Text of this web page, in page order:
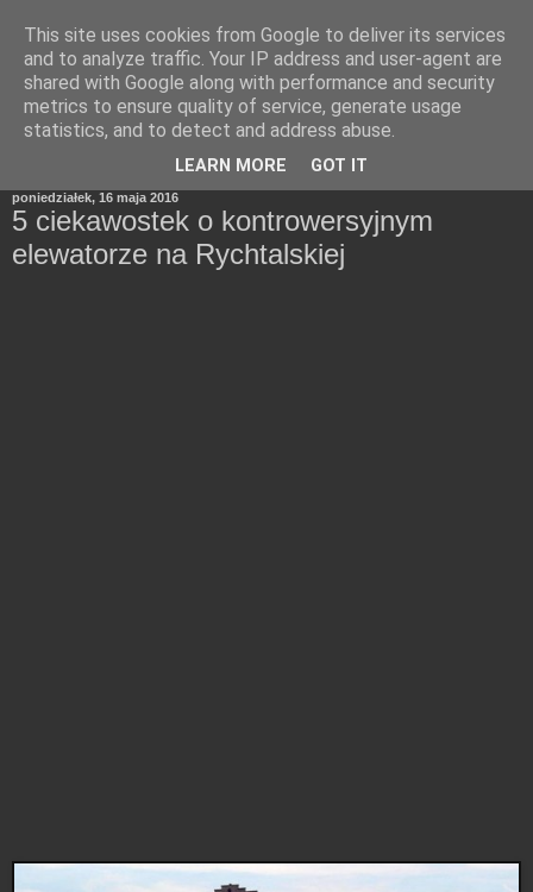
poniedziałek, 16 maja 2016
5 ciekawostek o kontrowersyjnym
elewatorze na Rychtalskiej
This site uses cookies from Google to deliver its services
and to analyze traffic. Your IP address and user-agent are
shared with Google along with performance and security
metrics to ensure quality of service, generate usage
statistics, and to detect and address abuse.
LEARN MORE GOT IT